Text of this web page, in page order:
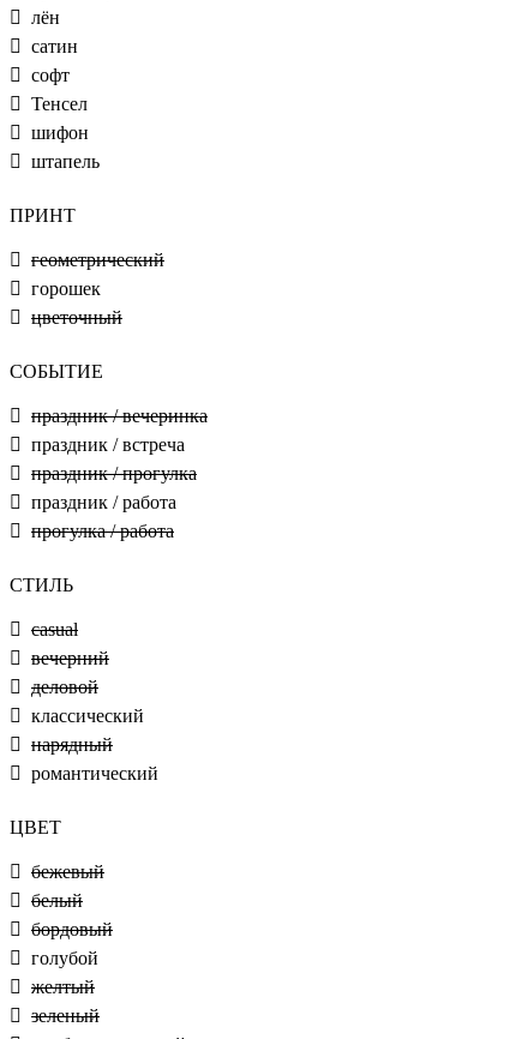
лён
сатин
софт
Тенсел
шифон
штапель
ПРИНТ
геометрический
горошек
цветочный
СОБЫТИЕ
праздник / вечеринка
праздник / встреча
праздник / прогулка
праздник / работа
прогулка / работа
СТИЛЬ
casual
вечерний
деловой
классический
нарядный
романтический
ЦВЕТ
бежевый
белый
бордовый
голубой
желтый
зеленый